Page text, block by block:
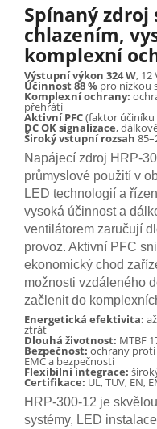
Spínaný
chlazením,
komplexní
Výstupní výkon 324 W, 12
Účinnost 88 % pro nízkou
Komplexní ochrany:
přehřátí
Aktivní PFC(faktor účiníku
DC OK signalizace,
Široký vstupní rozsah
Napájecí zdroj HRP-
průmyslové použití v
LED technologií a
vysoká účinnost a
ventilátorem zaručují
provoz. Aktivní PFC
ekonomický chod
možnosti vzdáleného
začlenit do
Energetická efektivita:
ztrát
Dlouhá životnost: MTBF
Bezpečnost: ochrany proti
EMC a bezpečnosti
Flexibilní integrace:
Certifikace: UL, TUV, EN,
HRP-300-12 je
systémy, LED